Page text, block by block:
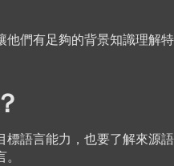
們有足夠的背景知識理解
語言能力，也要了解來源